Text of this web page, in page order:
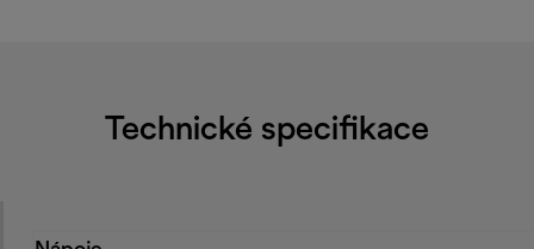
Technické specifikace